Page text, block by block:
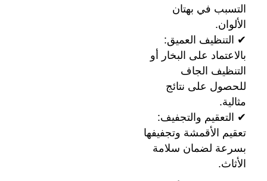
التسبب في بهتان
الألوان.
✔ التنظيف العميق:
بالاعتماد على البخار أو
التنظيف الجاف
للحصول على نتائج
مثالية.
✔ التعقيم والتجفيف:
تعقيم الأقمشة وتجفيفها
بسرعة لضمان سلامة
الأثاث.